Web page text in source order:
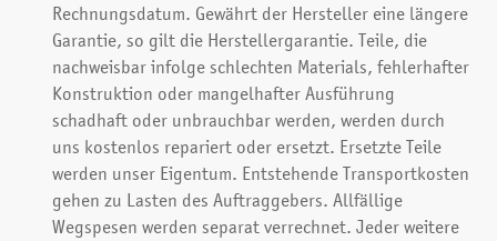
Rechnungsdatum. Gewährt der Hersteller eine längere
Garantie, so gilt die Herstellergarantie. Teile, die
nachweisbar infolge schlechten Materials, fehlerhafter
Konstruktion oder mangelhafter Ausführung
schadhaft oder unbrauchbar werden, werden durch
uns kostenlos repariert oder ersetzt. Ersetzte Teile
werden unser Eigentum. Entstehende Transportkosten
gehen zu Lasten des Auftraggebers. Allfällige
Wegspesen werden separat verrechnet. Jeder weitere